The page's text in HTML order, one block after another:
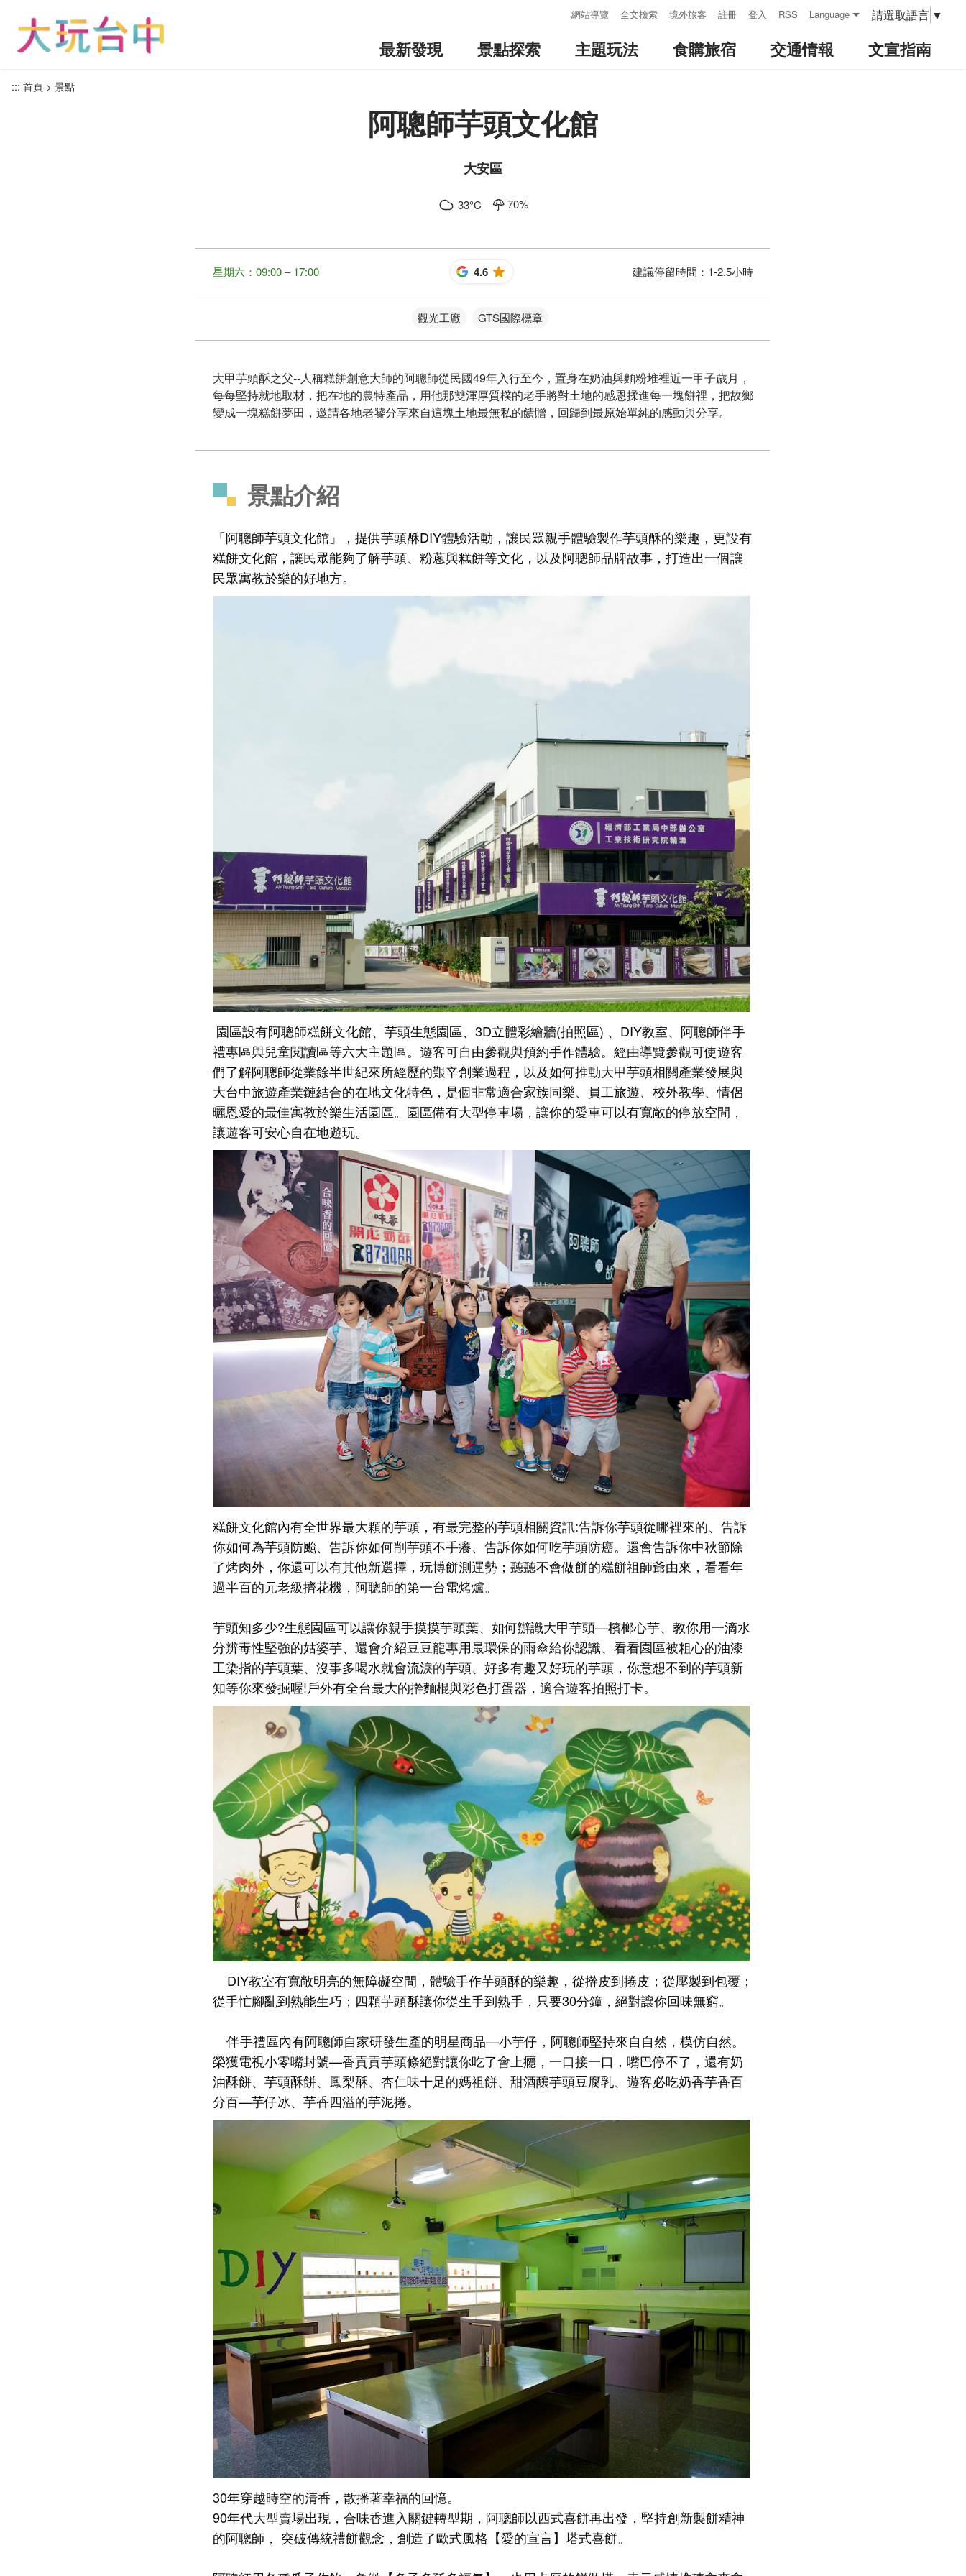
網站導覽 全文檢索 境外旅客 註冊 登入 RSS Language 請選取語言 ▼
最新發現 景點探索 主題玩法 食購旅宿 交通情報 文宣指南
::: 首頁 景點
阿聰師芋頭文化館
大安區
33°C 70%
星期六：09:00 – 17:00 4.6 星 建議停留時間： 1-2.5小時
觀光工廠 GTS國際標章
大甲芋頭酥之父--人稱糕餅創意大師的阿聰師從民國49年入行至今，置身在奶油與麵粉堆裡近一甲子歲月，
每每堅持就地取材，把在地的農特產品，用他那雙渾厚質樸的老手將對土地的感恩揉進每一塊餅裡，把故鄉
變成一塊糕餅夢田，邀請各地老饕分享來自這塊土地最無私的饋贈，回歸到最原始單純的感動與分享。
景點介紹
「阿聰師芋頭文化館」，提供芋頭酥DIY體驗活動，讓民眾親手體驗製作芋頭酥的樂趣，更設有
糕餅文化館，讓民眾能夠了解芋頭、粉蔥與糕餅等文化，以及阿聰師品牌故事，打造出一個讓
民眾寓教於樂的好地方。
園區設有阿聰師糕餅文化館、芋頭生態園區、3D立體彩繪牆(拍照區) 、DIY教室、阿聰師伴手
禮專區與兒童閱讀區等六大主題區。遊客可自由參觀與預約手作體驗。經由導覽參觀可使遊客
們了解阿聰師從業餘半世紀來所經歷的艱辛創業過程，以及如何推動大甲芋頭相關產業發展與
大台中旅遊產業鏈結合的在地文化特色，是個非常適合家族同樂、員工旅遊、校外教學、情侶
曬恩愛的最佳寓教於樂生活園區。園區備有大型停車場，讓你的愛車可以有寬敞的停放空間，
讓遊客可安心自在地遊玩。
糕餅文化館內有全世界最大顆的芋頭，有最完整的芋頭相關資訊:告訴你芋頭從哪裡來的、告訴
你如何為芋頭防颱、告訴你如何削芋頭不手癢、告訴你如何吃芋頭防癌。還會告訴你中秋節除
了烤肉外，你還可以有其他新選擇，玩博餅測運勢；聽聽不會做餅的糕餅祖師爺由來，看看年
過半百的元老級擠花機，阿聰師的第一台電烤爐。
芋頭知多少?生態園區可以讓你親手摸摸芋頭葉、如何辦識大甲芋頭—檳榔心芋、教你用一滴水
分辨毒性堅強的姑婆芋、還會介紹豆豆龍專用最環保的雨傘給你認識、看看園區被粗心的油漆
工染指的芋頭葉、沒事多喝水就會流淚的芋頭、好多有趣又好玩的芋頭，你意想不到的芋頭新
知等你來發掘喔!戶外有全台最大的擀麵棍與彩色打蛋器，適合遊客拍照打卡。
DIY教室有寬敞明亮的無障礙空間，體驗手作芋頭酥的樂趣，從擀皮到捲皮；從壓製到包覆；
從手忙腳亂到熟能生巧；四顆芋頭酥讓你從生手到熟手，只要30分鐘，絕對讓你回味無窮。
伴手禮區內有阿聰師自家研發生產的明星商品—小芋仔，阿聰師堅持來自自然，模仿自然。
榮獲電視小零嘴封號—香貢貢芋頭條絕對讓你吃了會上癮，一口接一口，嘴巴停不了，還有奶
油酥餅、芋頭酥餅、鳳梨酥、杏仁味十足的媽祖餅、甜酒釀芋頭豆腐乳、遊客必吃奶香芋香百
分百—芋仔冰、芋香四溢的芋泥捲。
30年穿越時空的清香，散播著幸福的回憶。
90年代大型賣場出現，合味香進入關鍵轉型期，阿聰師以西式喜餅再出發，堅持創新製餅精神
的阿聰師， 突破傳統禮餅觀念，創造了歐式風格【愛的宣言】塔式喜餅。